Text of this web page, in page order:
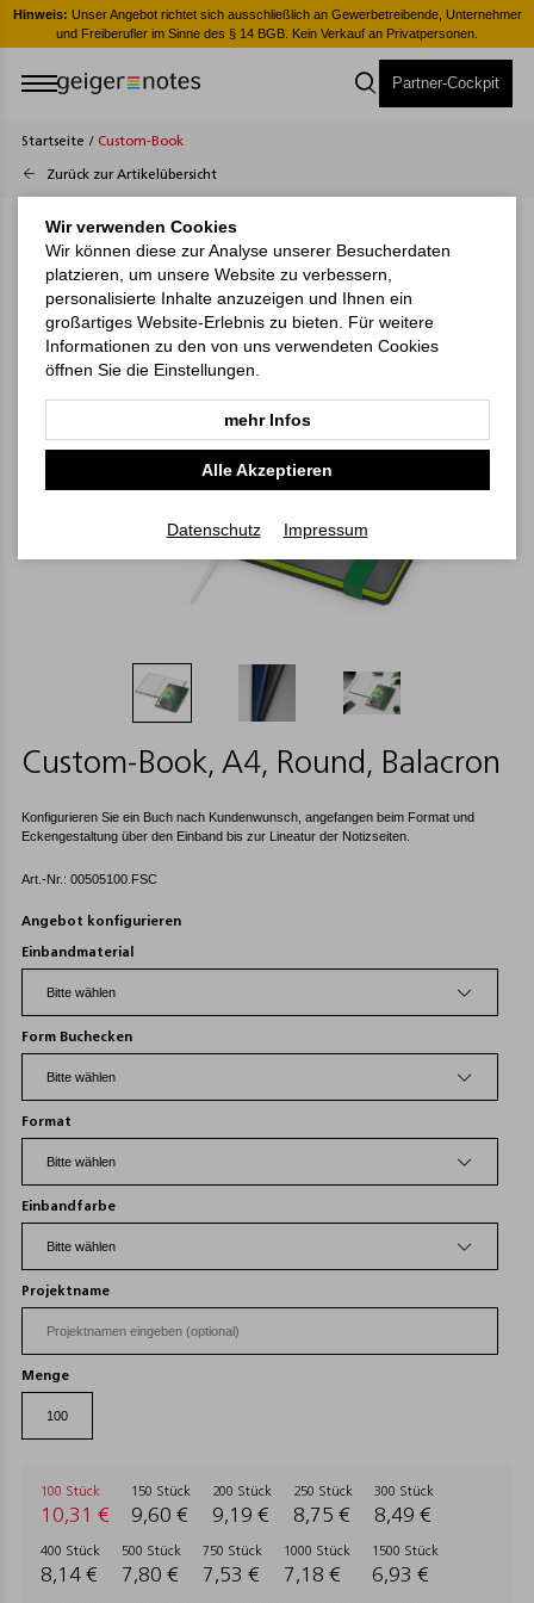
Hinweis: Unser Angebot richtet sich ausschließlich an Gewerbetreibende, Unternehmer
und Freiberufler im Sinne des § 14 BGB. Kein Verkauf an Privatpersonen.
Partner-Cockpit
Startseite / Custom-Book
Zurück zur Artikelübersicht
Custom-Book, A4, Round, Balacron
Konfigurieren Sie ein Buch nach Kundenwunsch, angefangen beim Format und
Eckengestaltung über den Einband bis zur Lineatur der Notizseiten.
Art.-Nr.: 00505100.FSC
Angebot konfigurieren
Einbandmaterial
Form Buchecken
Format
Einbandfarbe
Projektname
Menge
100 Stück
10,31 €
150 Stück
9,60 €
200 Stück
9,19 €
250 Stück
8,75 €
300 Stück
8,49 €
400 Stück
8,14 €
500 Stück
7,80 €
750 Stück
7,53 €
1000 Stück
7,18 €
1500 Stück
6,93 €
Wir verwenden Cookies
Wir können diese zur Analyse unserer Besucherdaten
platzieren, um unsere Website zu verbessern,
personalisierte Inhalte anzuzeigen und Ihnen ein
großartiges Website-Erlebnis zu bieten. Für weitere
Informationen zu den von uns verwendeten Cookies
öffnen Sie die Einstellungen.
mehr Infos
Alle Akzeptieren
Datenschutz Impressum